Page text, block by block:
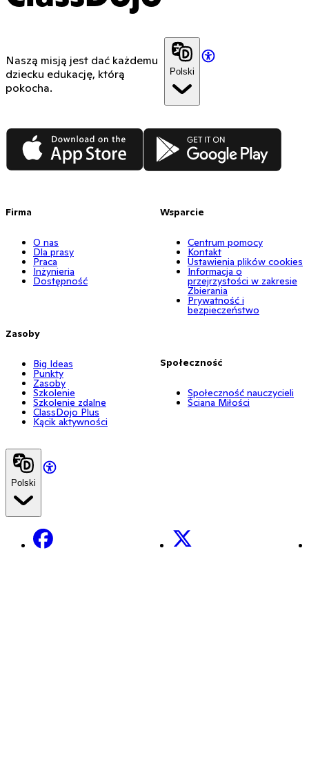
Naszą misją jest dać każdemu
dziecku edukację, którą
pokocha.
Polski
App Store Google Play
Firma
O nas
Dla prasy
Praca
Inżynieria
Dostępność
Zasoby
Big Ideas
Punkty
Zasoby
Szkolenie
Szkolenie zdalne
ClassDojo Plus
Kącik aktywności
Wsparcie
Centrum pomocy
Kontakt
Ustawienia plików cookies
Informacja o
przejrzystości w zakresie
Zbierania
Prywatność i
bezpieczeństwo
Społeczność
Społeczność nauczycieli
Ściana Miłości
Polski
Facebook X